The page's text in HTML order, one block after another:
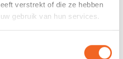
verstrekt of die ze hebben
gebruik van hun services.